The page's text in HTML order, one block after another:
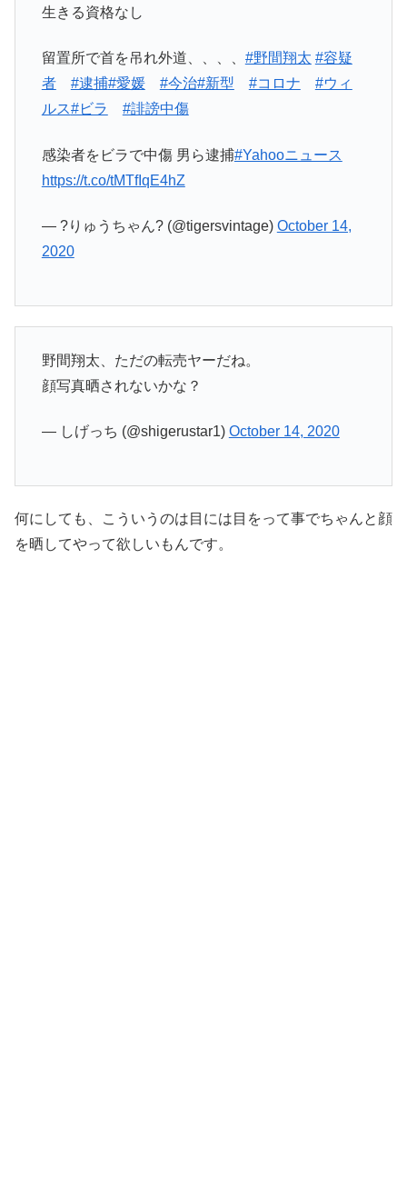
生きる資格なし
留置所で首を吊れ外道、、、、 #野間翔太 #容疑
者
#逮捕#愛媛 #今治#新型 #コロナ
#ウィ
ルス#ビラ #誹謗中傷
感染者をビラで中傷 男ら逮捕#Yahooニュース
https://t.co/tMTfIqE4hZ
— ?りゅうちゃん? (@tigersvintage) October 14,
2020
野間翔太、ただの転売ヤーだね。
顔写真晒されないかな？
— しげっち (@shigerustar1) October 14, 2020
何にしても、こういうのは目には目をって事でちゃんと顔
を晒してやって欲しいもんです。